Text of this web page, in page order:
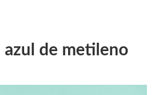
azul de metileno